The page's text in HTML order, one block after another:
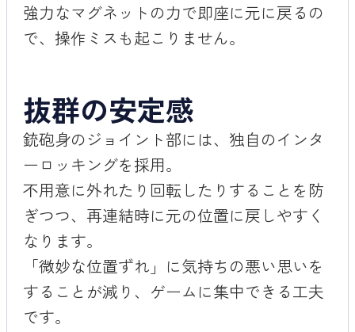
強力なマグネットの力で即座に元に戻るの
で、操作ミスも起こりません。
抜群の安定感
銃砲身のジョイント部には、独自のインタ
ーロッキングを採用。
不用意に外れたり回転したりすることを防
ぎつつ、再連結時に元の位置に戻しやすく
なります。
「微妙な位置ずれ」に気持ちの悪い思いを
することが減り、ゲームに集中できる工夫
です。